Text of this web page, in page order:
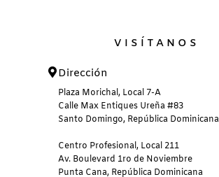
VISÍTANOS
Dirección
Plaza Morichal, Local 7-A
Calle Max Entiques Ureña #83
Santo Domingo, República Dominicana
Centro Profesional, Local 211
Av. Boulevard 1ro de Noviembre
Punta Cana, República Dominicana